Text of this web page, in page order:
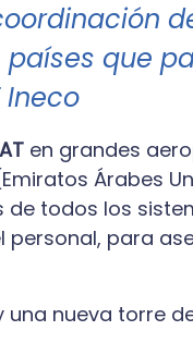
que
Ineco
en grandes
Árabes
todos los
para
nueva torre